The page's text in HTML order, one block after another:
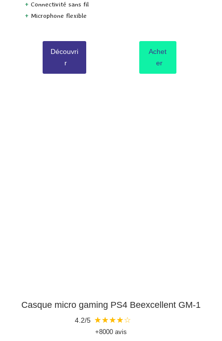
+ Connectivité sans fil
+ Microphone flexible
Découvri
r
Achet
er
Casque micro gaming PS4 Beexcellent GM-1
4.2/5 ★★★★☆
+8000 avis